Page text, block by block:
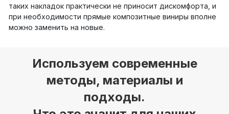
таких накладок практически не приносит дискомфорта, и
при необходимости прямые композитные виниры вполне
можно заменить на новые.
Используем современные
методы, материалы и
подходы.